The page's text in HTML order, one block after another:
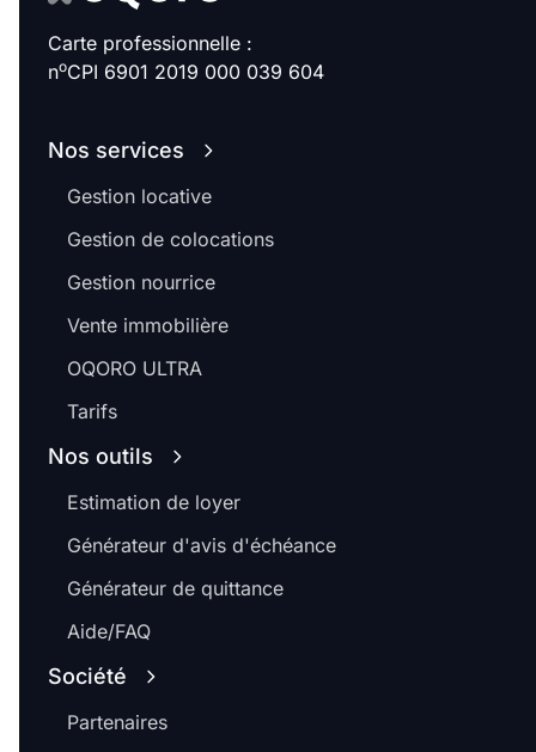
Carte professionnelle :
noCPI 6901 2019 000 039 604
Nos services
Gestion locative
Gestion de colocations
Gestion nourrice
Vente immobilière
OQORO ULTRA
Tarifs
Nos outils
Estimation de loyer
Générateur d'avis d'échéance
Générateur de quittance
Aide/FAQ
Société
Partenaires